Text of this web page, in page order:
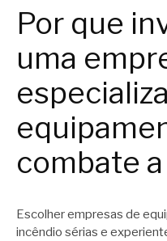
Por que
uma
combate
Escolher empresas de
incêndio sérias e